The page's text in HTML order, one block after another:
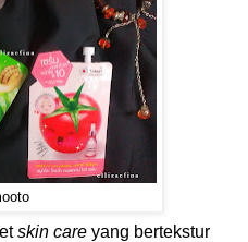
skin care yang bertekstur